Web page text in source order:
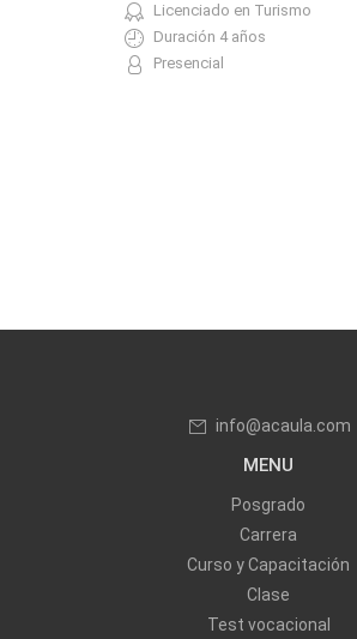
Licenciado en Turismo
Duración 4 años
Presencial
info@acaula.com
MENU
Posgrado
Carrera
Curso y Capacitación
Clase
Test vocacional